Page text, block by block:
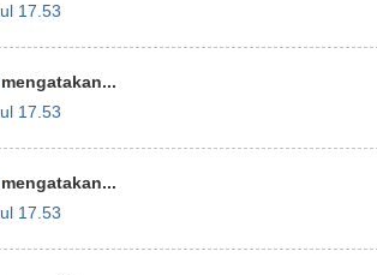
17.53
mengatakan...
17.53
mengatakan...
17.53